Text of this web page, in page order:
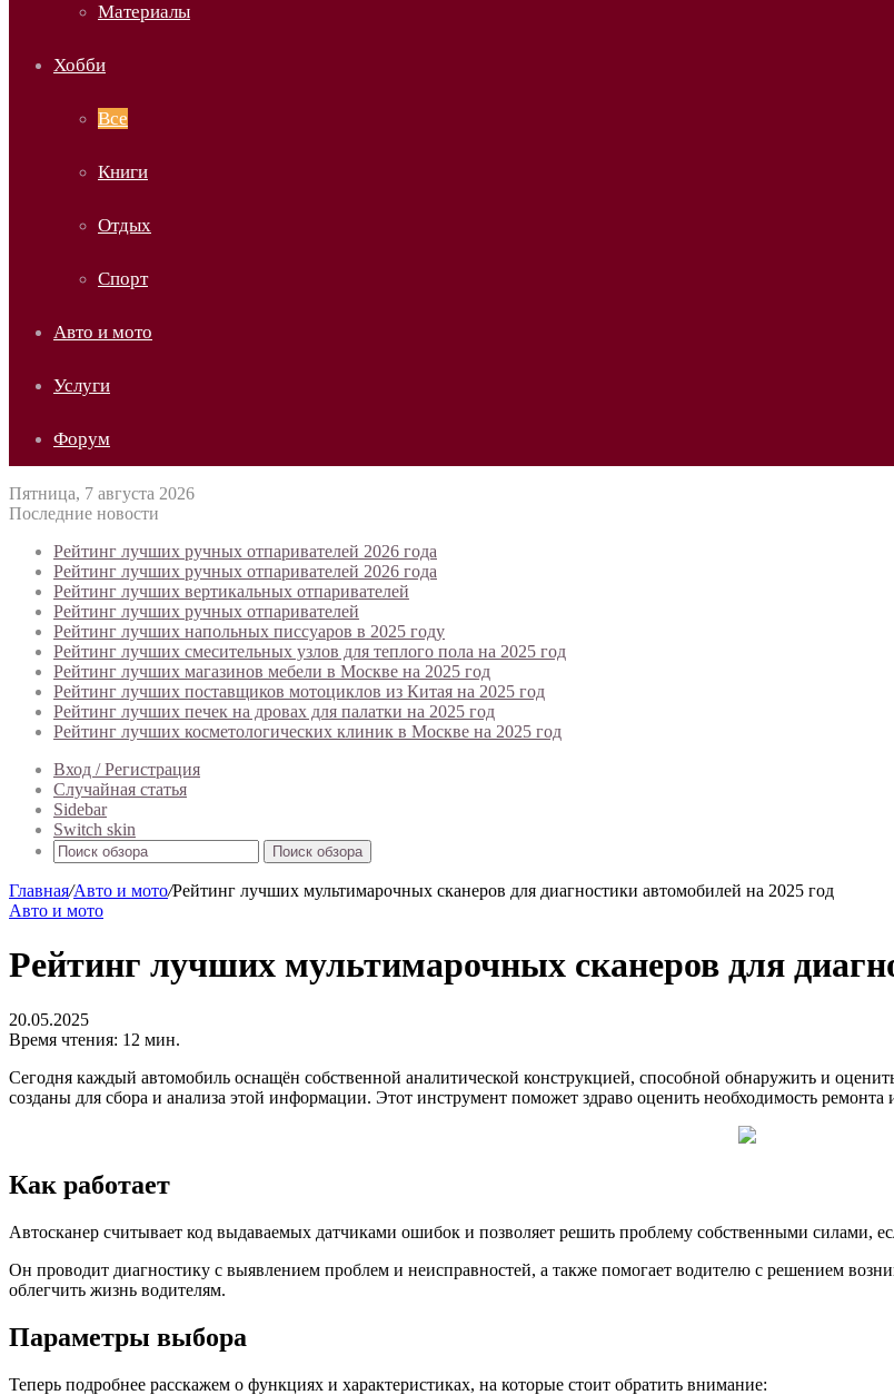
Материалы
Хобби
Все
Книги
Отдых
Спорт
Авто и мото
Услуги
Форум
Пятница, 7 августа 2026
Последние новости
Рейтинг лучших ручных отпаривателей 2026 года
Рейтинг лучших ручных отпаривателей 2026 года
Рейтинг лучших вертикальных отпаривателей
Рейтинг лучших ручных отпаривателей
Рейтинг лучших напольных писсуаров в 2025 году
Рейтинг лучших смесительных узлов для теплого пола на 2025 год
Рейтинг лучших магазинов мебели в Москве на 2025 год
Рейтинг лучших поставщиков мотоциклов из Китая на 2025 год
Рейтинг лучших печек на дровах для палатки на 2025 год
Рейтинг лучших косметологических клиник в Москве на 2025 год
Вход / Регистрация
Случайная статья
Sidebar
Switch skin
Поиск обзора
Главная/Авто и мото/Рейтинг лучших мультимарочных сканеров для диагностики автомобилей на 2025 год
Авто и мото
Рейтинг лучших мультимарочных сканеров для
20.05.2025
Время чтения: 12 мин.
Сегодня каждый автомобиль оснащён собственной аналитической конструкцией, способной обнаружить и
созданы для сбора и анализа этой информации. Этот инструмент поможет здраво оценить необходимость
Как работает
Автосканер считывает код выдаваемых датчиками ошибок и позволяет решить проблему собственными силами,
Он проводит диагностику с выявлением проблем и неисправностей, а также помогает водителю с решением
облегчить жизнь водителям.
Параметры выбора
Теперь подробнее расскажем о функциях и характеристиках, на которые стоит обратить внимание: